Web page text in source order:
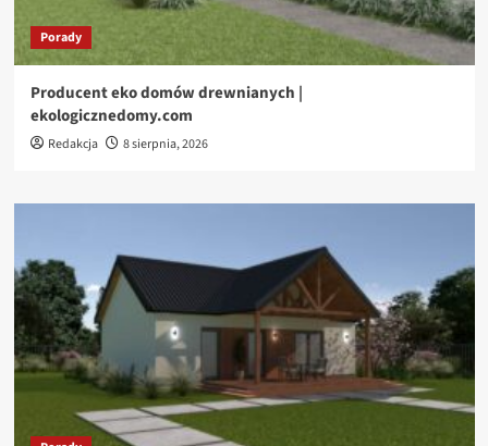
Porady
Producent eko domów drewnianych |
ekologicznedomy.com
Redakcja 8 sierpnia, 2026